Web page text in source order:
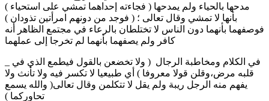
( فجاءته إحداهما تمشي على استحياء ) مدحها بالحياء ولم يمدحها
بأنها لا تمشي وقال تعالى ؛ ( فوجد من دونهم امرأتين تذودان )
فوصفهما بأنهما دون الناس لا تختلطان بالرعاء في مجتمع الظاهر أنه
قلبه مرض،وقلن قولا معروفا ) أي طبيعيا لا تكسر فيه ولا تأنث ولا
يفهم منه الرجل ريبة ولم يقل لا تتكلمن وقال تعالى( والله يسمع